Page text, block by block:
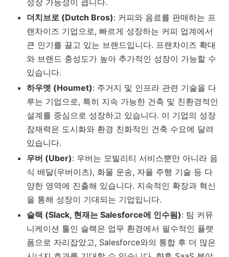
성장 가능성이 큽니다.
더치브로 (Dutch Bros): 커피와 음료를 판매하는 프
랜차이즈 기업으로, 빠르게 성장하는 커피 업계에서
큰 인기를 끌고 있는 브랜드입니다. 프랜차이즈 확대
와 브랜드 충성도가 높아 추가적인 성장이 가능할 수
있습니다.
하우멧 (Houmet): 주거지 및 인프라 관련 기술을 다
루는 기업으로, 특히 지속 가능한 건축 및 친환경적인
설계를 중심으로 성장하고 있습니다. 이 기업의 성장
잠재력은 도시화와 환경 친화적인 건축 수요에 달려
있습니다.
우버 (Uber): 우버는 모빌리티 서비스뿐만 아니라 음
식 배달(우버이츠), 화물 운송, 자율 주행 기술 등 다
양한 영역에 진출해 있습니다. 지속적인 확장과 혁신
을 통해 성장이 기대되는 기업입니다.
슬랙 (Slack, 현재는 Salesforce에 인수됨): 팀 커뮤
니케이션 툴인 슬랙은 업무 환경에서 필수적인 플랫
폼으로 자리잡았고, Salesforce와의 통합 후 더 많은